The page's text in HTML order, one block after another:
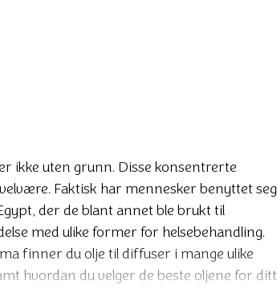
ikke uten grunn. Disse konsentrerte
Faktisk har mennesker benyttet seg
der de blant annet ble brukt til
med ulike former for helsebehandling.
finner du olje til diffuser i mange ulike
hvordan du velger de beste oljene for ditt